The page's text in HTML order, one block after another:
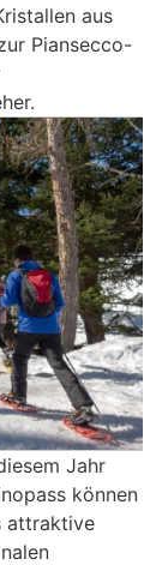
aus
Piansecco-
Jahr
können
attraktive